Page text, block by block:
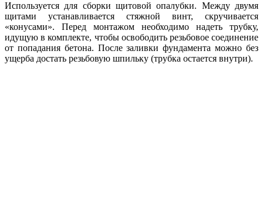
Используется для сборки щитовой опалубки. Между двумя
щитами устанавливается стяжной винт, скручивается
«конусами». Перед монтажом необходимо надеть трубку,
идущую в комплекте, чтобы освободить резьбовое соединение
от попадания бетона. После заливки фундамента можно без
ущерба достать резьбовую шпильку (трубка остается внутри).